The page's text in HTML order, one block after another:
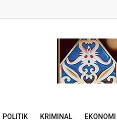
POLITIK KRIMINAL EKONOMI